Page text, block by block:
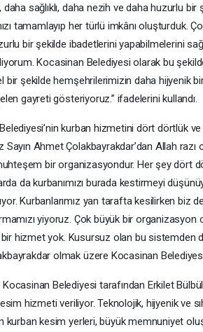
sağlıklı, daha nezih ve daha huzurlu
tamamlayıp her türlü imkânı
bir şekilde ibadetlerini yapabilmelerini
Kocasinan Belediyesi olarak bu
bir şekilde hemşehrilerimizin daha hijyenik
gayreti gösteriyoruz.” ifadelerini kullandı.
kurban hizmetini dört dörtlük
Sayın Ahmet Çolakbayrakdar’dan Allah
bir organizasyondur. Her şey dört
da kurbanımızı burada kestirmeyi
Kurbanlarımız yan tarafta kesilirken biz de
yiyoruz. Çok büyük bir
hizmet yok. Kusursuz olan bu sistemden
olmak üzere Kocasinan
Belediyesi tarafından Erkilet
hizmeti veriliyor. Teknolojik, hijyenik ve
kurban kesim yerleri, büyük memnuniyet